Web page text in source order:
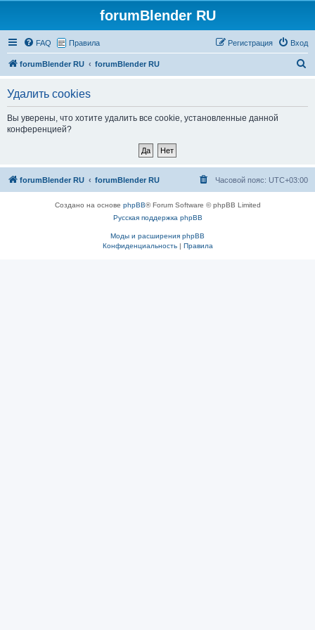
forumBlender RU
FAQ Правила Вход
Регистрация
forumBlender RU forumBlender RU
Удалить cookies
Вы уверены, что хотите удалить все cookie, установленные данной
конференцией?
forumBlender RU forumBlender RU Часовой пояс: UTC+03:00
Создано на основе phpBB® Forum Software © phpBB Limited
Русская поддержка phpBB
Моды и расширения phpBB
Конфиденциальность| Правила